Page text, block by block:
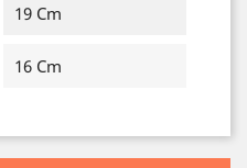
19 Cm
16 Cm